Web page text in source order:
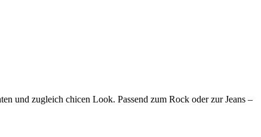
und zugleich chicen Look. Passend zum Rock oder zur Jeans –